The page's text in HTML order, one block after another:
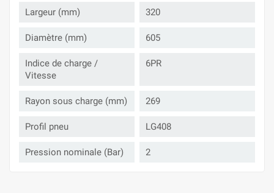
Largeur (mm) 320
Diamètre (mm) 605
Indice de charge /
Vitesse
6PR
Rayon sous charge (mm) 269
Profil pneu LG408
Pression nominale (Bar) 2